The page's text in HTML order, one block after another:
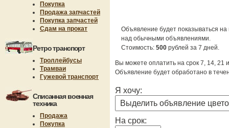
Покупка
Продажа запчастей
Покупка запчастей
Сдам на прокат
Ретро транспорт
Троллейбусы
Трамваи
Гужевой транспорт
Списанная военная
техника
Продажа
Покупка
Объявление будет показываться
над обычными объявлениями.
Стоимость: 500 рублей за 7 дней.
Вы можете оплатить на срок 7, 14, 21
Объявление будет обработано в
Я хочу:
На срок: